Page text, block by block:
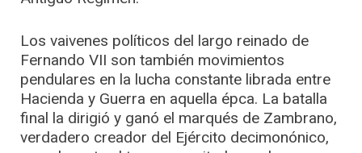
Los vaivenes políticos del largo reinado de
Fernando VII son también movimientos
pendulares en la lucha constante librada entre
Hacienda y Guerra en aquella épca. La batalla
final la dirigió y ganó el marqués de Zambrano,
verdadero creador del Ejército decimonónico,